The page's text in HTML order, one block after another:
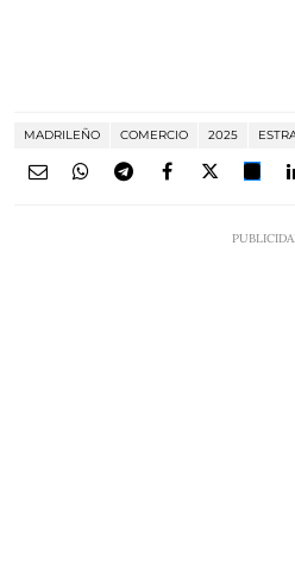
MADRILEÑO COMERCIO 2025